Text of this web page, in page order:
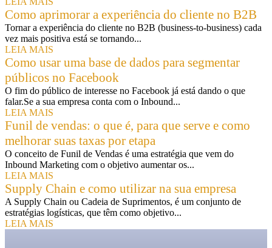
Como aprimorar a experiência do cliente no B2B
Tornar a experiência do cliente no B2B (business-to-business) cada
vez mais positiva está se tornando...
LEIA MAIS
Como usar uma base de dados para segmentar
públicos no Facebook
O fim do público de interesse no Facebook já está dando o que
falar.Se a sua empresa conta com o Inbound...
LEIA MAIS
Funil de vendas: o que é, para que serve e como
melhorar suas taxas por etapa
O conceito de Funil de Vendas é uma estratégia que vem do
Inbound Marketing com o objetivo aumentar os...
LEIA MAIS
Supply Chain e como utilizar na sua empresa
A Supply Chain ou Cadeia de Suprimentos, é um conjunto de
estratégias logísticas, que têm como objetivo...
LEIA MAIS